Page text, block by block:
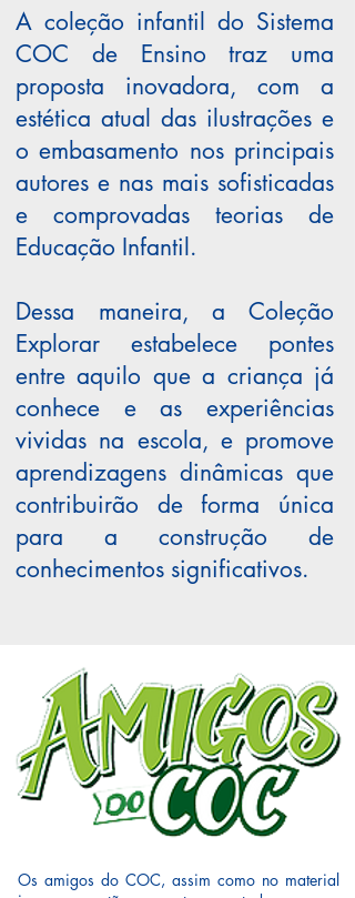
A coleção infantil do Sistema
COC de Ensino traz uma
proposta inovadora, com a
estética atual das ilustrações e
o embasamento nos principais
autores e nas mais sofisticadas
e comprovadas teorias de
Educação Infantil.
Dessa maneira, a Coleção
Explorar estabelece pontes
entre aquilo que a criança já
conhece e as experiências
vividas na escola, e promove
aprendizagens dinâmicas que
contribuirão de forma única
para a construção de
conhecimentos significativos.​
Os amigos do COC, assim como no material